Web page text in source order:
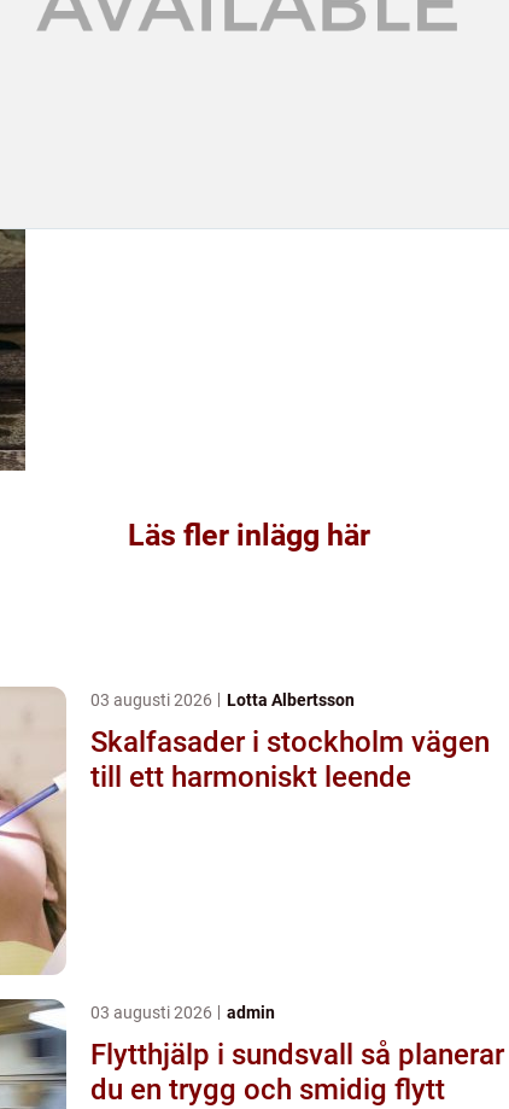
Läs fler inlägg här
03 augusti 2026 Lotta Albertsson
Skalfasader i stockholm vägen
till ett harmoniskt leende
03 augusti 2026 admin
Flytthjälp i sundsvall så planerar
du en trygg och smidig flytt